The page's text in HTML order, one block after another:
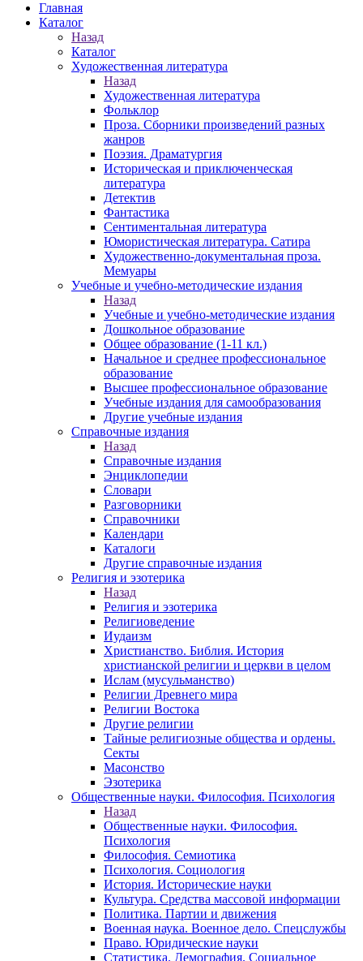
Главная
Каталог
Назад
Каталог
Художественная литература
Назад
Художественная литература
Фольклор
Проза. Сборники произведений разных
жанров
Поэзия. Драматургия
Историческая и приключенческая
литература
Детектив
Фантастика
Сентиментальная литература
Юмористическая литература. Сатира
Художественно-документальная проза.
Мемуары
Учебные и учебно-методические издания
Назад
Учебные и учебно-методические издания
Дошкольное образование
Общее образование (1-11 кл.)
Начальное и среднее профессиональное
образование
Высшее профессиональное образование
Учебные издания для самообразования
Другие учебные издания
Справочные издания
Назад
Справочные издания
Энциклопедии
Словари
Разговорники
Справочники
Календари
Каталоги
Другие справочные издания
Религия и эзотерика
Назад
Религия и эзотерика
Религиоведение
Иудаизм
Христианство. Библия. История
христианской религии и церкви в целом
Ислам (мусульманство)
Религии Древнего мира
Религии Востока
Другие религии
Тайные религиозные общества и ордены.
Секты
Масонство
Эзотерика
Общественные науки. Философия. Психология
Назад
Общественные науки. Философия.
Психология
Философия. Семиотика
Психология. Социология
История. Исторические науки
Культура. Средства массовой информации
Политика. Партии и движения
Военная наука. Военное дело. Спецслужбы
Право. Юридические науки
Статистика. Демография. Социальное